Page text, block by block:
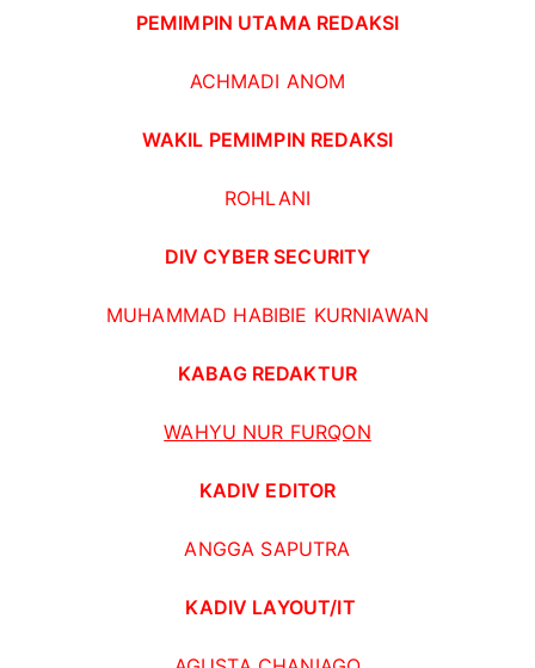
PEMIMPIN UTAMA REDAKSI
ACHMADI ANOM
WAKIL PEMIMPIN REDAKSI
ROHLANI
DIV CYBER SECURITY
MUHAMMAD HABIBIE KURNIAWAN
KABAG REDAKTUR
WAHYU NUR FURQON
KADIV EDITOR
ANGGA SAPUTRA
KADIV LAYOUT/IT